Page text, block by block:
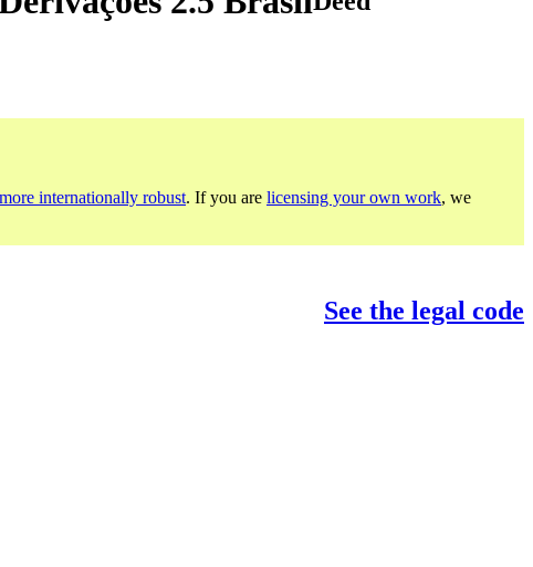
internationally robust. If you are licensing your own work, we
See the legal code